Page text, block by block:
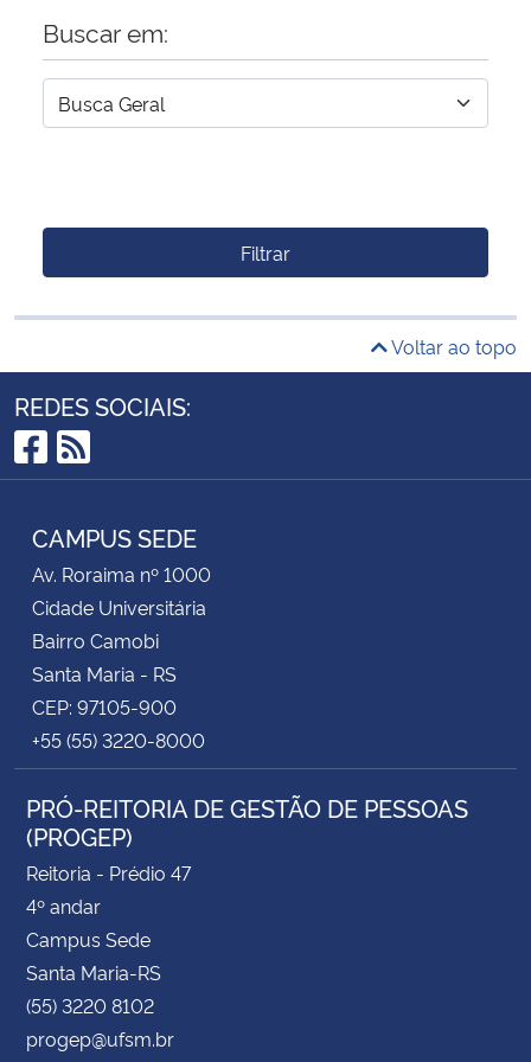
Buscar em:
Filtrar
Voltar ao topo
REDES SOCIAIS:
Facebook
RSS
CAMPUS SEDE
Av. Roraima nº 1000
Cidade Universitária
Bairro Camobi
Santa Maria - RS
CEP: 97105-900
+55 (55) 3220-8000
PRÓ-REITORIA DE GESTÃO DE PESSOAS
(PROGEP)
Reitoria - Prédio 47
4º andar
Campus Sede
Santa Maria-RS
(55) 3220 8102
progep@ufsm.br